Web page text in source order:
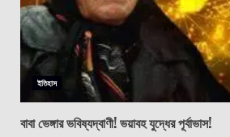
ইতিহাস
বাবা ভেঙ্গার ভবিষ্যদ্বাণী! ভয়াবহ যুদ্ধের পূর্বাভাস!